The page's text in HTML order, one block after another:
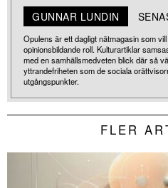
GUNNAR LUNDIN
Opulens är ett dagligt nätmagasin som
opinionsbildande roll. Kulturartiklar
med en samhällsmedveten blick där så
yttrandefriheten som de sociala
utgångspunkter.
FLER